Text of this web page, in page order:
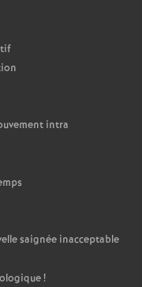
intra
saignée inacceptable
!